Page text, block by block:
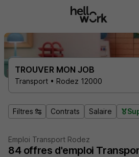
TROUVER MON JOB
Transport • Rodez 12000
Filtres Contrats Salaire
Emploi Transport Rodez
84 offres d'emploi